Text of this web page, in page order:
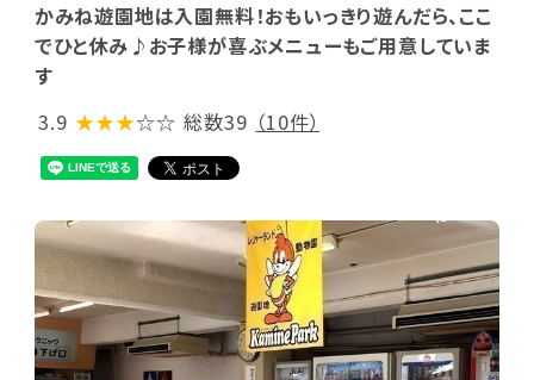
かみね遊園地は入園無料！おもいっきり遊んだら、ここ
でひと休み♪お子様が喜ぶメニューもご用意していま
す
3.9 ★★★☆☆ 総数39 （10件）